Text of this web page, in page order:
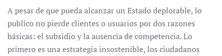
A pesar de que pueda alcanzar un Estado deplorable, lo
publico no pierde clientes o usuarios por dos razones
básicas: el subsidio y la ausencia de competencia. Lo
primero es una estrategia insostenible, los ciudadanos